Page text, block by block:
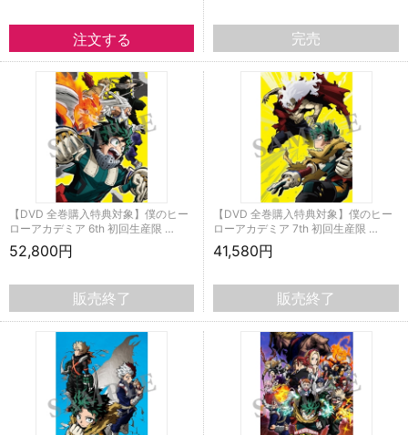
完売
【DVD 全巻購入特典対象】僕のヒー
ローアカデミア 6th 初回生産限 …
52,800円
販売終了
【DVD 全巻購入特典対象】僕のヒー
ローアカデミア 7th 初回生産限 …
41,580円
販売終了